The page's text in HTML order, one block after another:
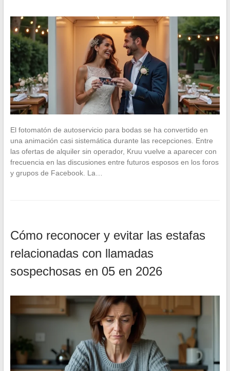
El fotomatón de autoservicio para bodas se ha convertido en
una animación casi sistemática durante las recepciones. Entre
las ofertas de alquiler sin operador, Kruu vuelve a aparecer con
frecuencia en las discusiones entre futuros esposos en los foros
y grupos de Facebook. La…
Cómo reconocer y evitar las estafas
relacionadas con llamadas
sospechosas en 05 en 2026